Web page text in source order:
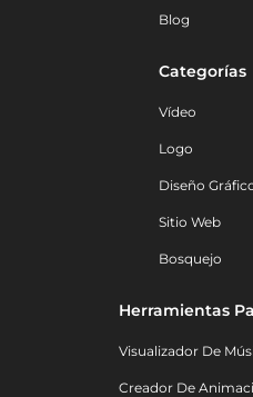
Blog
Categorías
Vídeo
Logo
Diseño
Sitio Web
Bosquejo
Herramientas
Visualizador De
Creador De